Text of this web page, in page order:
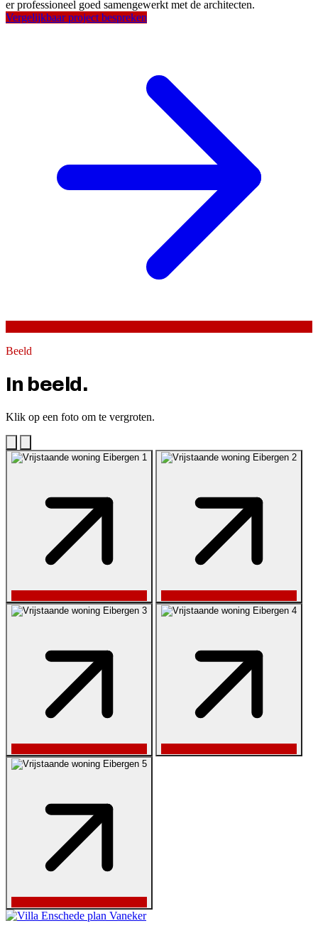
er professioneel goed samengewerkt met de architecten.
Vergelijkbaar project bespreken
Beeld
In beeld.
Klik op een foto om te vergroten.